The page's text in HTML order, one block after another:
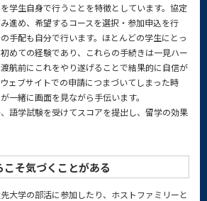
学生自身で行うことを特徴としています。協定
進め、希望するコースを選択・参加申込を行
手配も自分で行います。ほとんどの学生にとっ
めての経験であり、これらの手続きは一見ハー
航前にこれをやり遂げることで結果的に自信が
ェブサイトでの申請につまづいてしまった時
一緒に画面を見ながら手伝います。
語学試験を受けてスコアを提出し、留学の効果
そ気づくことがある
大学の部活に参加したり、ホストファミリーと